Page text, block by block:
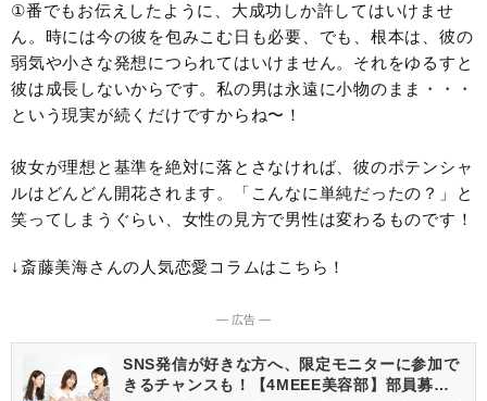
①番でもお伝えしたように、大成功しか許してはいけませ
ん。時には今の彼を包みこむ日も必要、でも、根本は、彼の
弱気や小さな発想につられてはいけません。それをゆるすと
彼は成長しないからです。私の男は永遠に小物のまま・・・
という現実が続くだけですからね〜！
彼女が理想と基準を絶対に落とさなければ、彼のポテンシャ
ルはどんどん開花されます。「こんなに単純だったの？」と
笑ってしまうぐらい、女性の見方で男性は変わるものです！
↓斎藤美海さんの人気恋愛コラムはこちら！
― 広告 ―
SNS発信が好きな方へ、限定モニターに参加で
きるチャンスも！【4MEEE美容部】部員募集